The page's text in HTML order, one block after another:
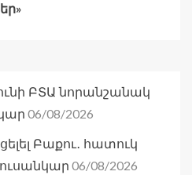
ԲՏԱ նորանշանակ
06/08/2026
Բաքու․ հատուկ
06/08/2026